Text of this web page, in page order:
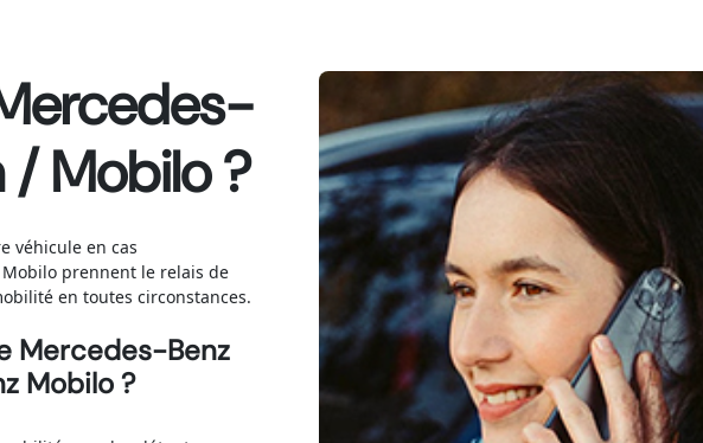
/ Mobilo ?
véhicule en cas
prennent le relais de
en toutes circonstances.
Mercedes-Benz
Mobilo ?